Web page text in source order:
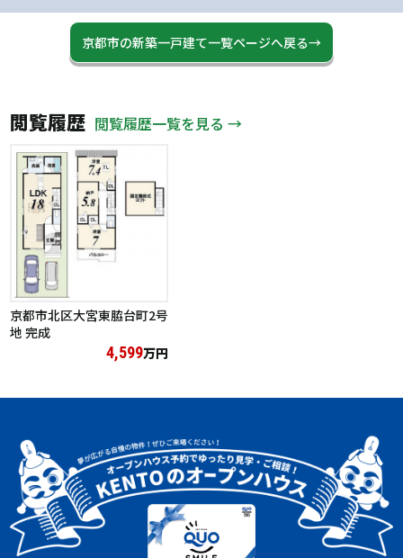
京都市の新築一戸建て一覧ページへ戻る→
閲覧履歴 閲覧履歴一覧を見る →
京都市北区大宮東脇台町2号
地 完成
4,599万円